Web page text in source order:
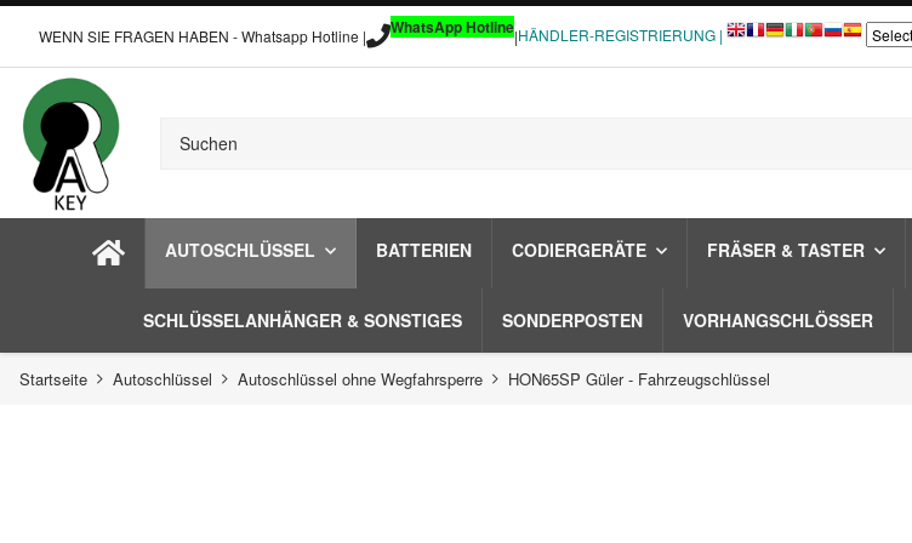
WENN SIE FRAGEN HABEN - Whatsapp Hotline | WhatsApp Hotline|HÄNDLER-REGISTRIERUNG |
AUTOSCHLÜSSEL BATTERIEN CODIERGERÄTE FRÄSER & TASTER
SCHLÜSSELANHÄNGER & SONSTIGES SONDERPOSTEN VORHANGSCHLÖSSER
Startseite Autoschlüssel Autoschlüssel ohne Wegfahrsperre HON65SP Güler - Fahrzeugschlüssel